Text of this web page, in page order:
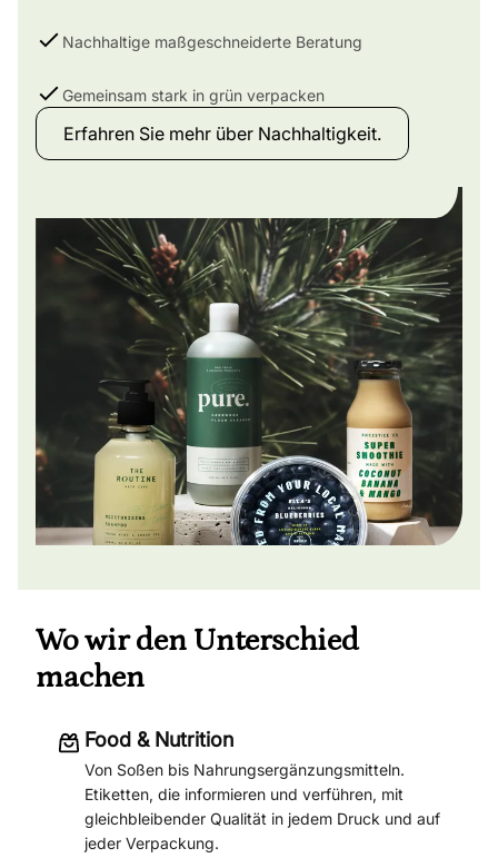
Nachhaltige maßgeschneiderte Beratung
Gemeinsam stark in grün verpacken
Erfahren Sie mehr über Nachhaltigkeit.
Wo wir den Unterschied
machen
Food & Nutrition
Von Soßen bis Nahrungsergänzungsmitteln.
Etiketten, die informieren und verführen, mit
gleichbleibender Qualität in jedem Druck und auf
jeder Verpackung.